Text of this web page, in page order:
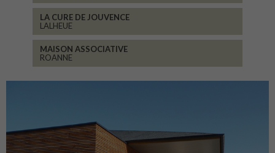
CENTRE DU PATRIMOINE
DEHLINGEN